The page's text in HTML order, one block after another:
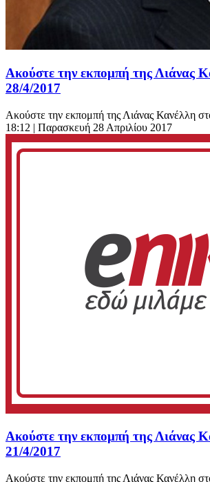
Ακούστε την εκπομπή της Λιάνας
28/4/2017
Aκούστε την εκπομπή της Λιάνας Κανέλλη
18:12 | Παρασκευή 28 Απριλίου 2017
Ακούστε την εκπομπή της Λιάνας
21/4/2017
Aκούστε την εκπομπή της Λιάνας Κανέλλη